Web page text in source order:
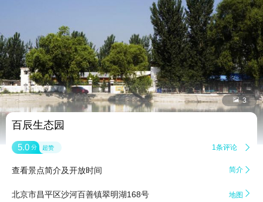
 3
百辰生态园
5.0 分 超赞 1条评论 
查看景点简介及开放时间 简介 
北京市昌平区沙河百善镇翠明湖168号 地图 